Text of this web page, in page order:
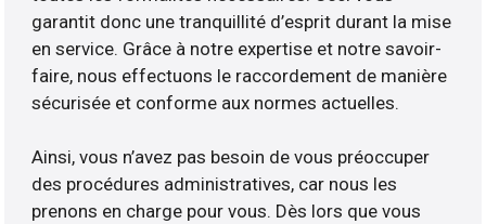
garantit donc une tranquillité d’esprit durant la mise
en service. Grâce à notre expertise et notre savoir-
faire, nous effectuons le raccordement de manière
sécurisée et conforme aux normes actuelles.
Ainsi, vous n’avez pas besoin de vous préoccuper
des procédures administratives, car nous les
prenons en charge pour vous. Dès lors que vous